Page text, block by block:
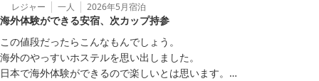
レジャー 一人 2026年5月宿泊
海外体験ができる安宿、次カップ持参
この値段だったらこんなもんでしょう。
海外のやっすいホステルを思い出しました。
日本で海外体験ができるので楽しいとは思います。